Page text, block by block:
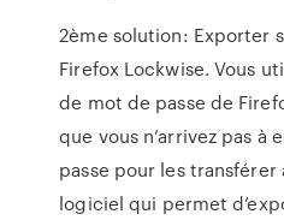
2ème solution: Exporter
Firefox Lockwise. Vous
de mot de passe de
que vous n’arrivez pas à
passe pour les transférer
logiciel qui permet